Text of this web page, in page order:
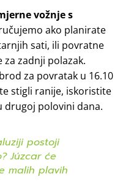
vožnje s
ako planirate
sati, ili povratne
zadnji polazak.
za povratak u 16.10
stigli ranije, iskoristite
drugoj polovini dana.
postoji
Júzcar će
malih plavih